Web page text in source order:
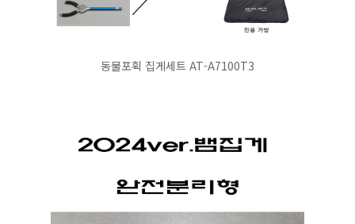
동물포획 집게세트 AT-A7100T3